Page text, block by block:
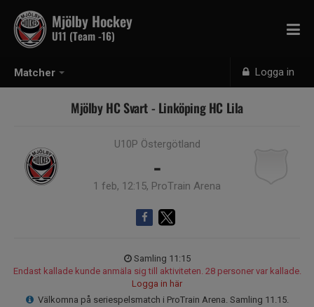
Matcher Logga in
Mjölby Hockey
U11 (Team -16)
Mjölby HC Svart - Linköping HC Lila
U10P Östergötland
-
1 feb, 12:15, ProTrain Arena
Samling 11:15
Endast kallade kunde anmäla sig till aktiviteten. 28 personer var kallade.
Logga in här
Välkomna på seriespelsmatch i ProTrain Arena. Samling 11.15.